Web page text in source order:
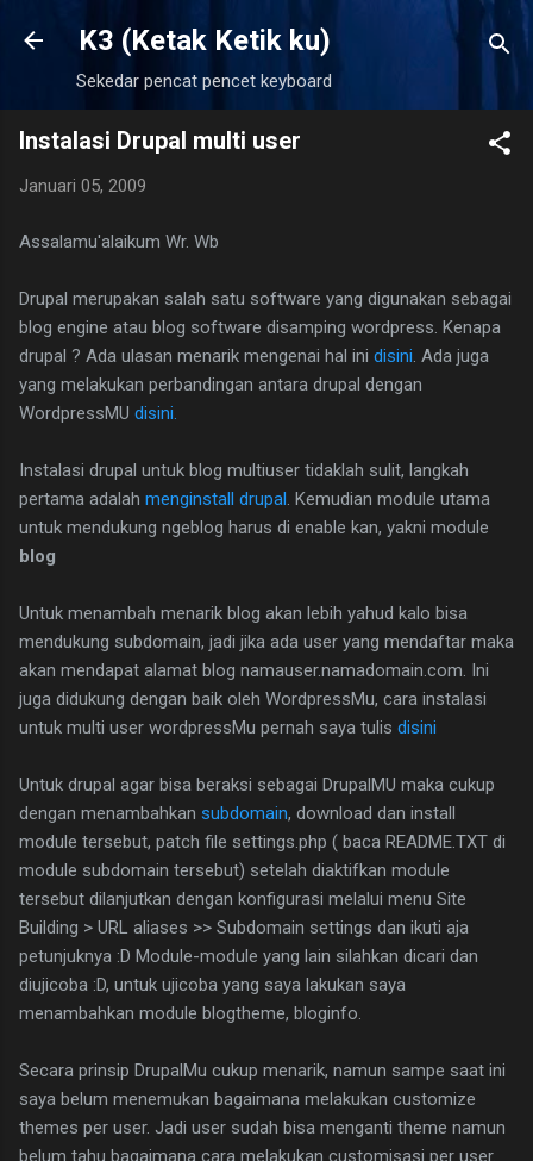
Langsung ke konten utama
K3 (Ketak Ketik ku)
Sekedar pencat pencet keyboard
Instalasi Drupal multi user
Januari 05, 2009
Assalamu'alaikum Wr. Wb
Drupal merupakan salah satu software yang digunakan sebagai
blog engine atau blog software disamping wordpress. Kenapa
drupal ? Ada ulasan menarik mengenai hal ini disini . Ada juga
yang melakukan perbandingan antara drupal dengan
WordpressMU disini.
Instalasi drupal untuk blog multiuser tidaklah sulit, langkah
pertama adalah menginstall drupal . Kemudian module utama
untuk mendukung ngeblog harus di enable kan, yakni module
blog
Untuk menambah menarik blog akan lebih yahud kalo bisa
mendukung subdomain, jadi jika ada user yang mendaftar maka
akan mendapat alamat blog namauser.namadomain.com. Ini
juga didukung dengan baik oleh WordpressMu, cara instalasi
untuk multi user wordpressMu pernah saya tulis disini
Untuk drupal agar bisa beraksi sebagai DrupalMU maka cukup
dengan menambahkan subdomain, download dan install
module tersebut, patch file settings.php ( baca README.TXT di
module subdomain tersebut) setelah diaktifkan module
tersebut dilanjutkan dengan konfigurasi melalui menu Site
Building > URL aliases >> Subdomain settings dan ikuti aja
petunjuknya :D Module-module yang lain silahkan dicari dan
diujicoba :D, untuk ujicoba yang saya lakukan saya
menambahkan module blogtheme, bloginfo.
Secara prinsip DrupalMu cukup menarik, namun sampe saat ini
saya belum menemukan bagaimana melakukan customize
themes per user. Jadi user sudah bisa menganti theme namun
belum tahu bagaimana cara melakukan customisasi per user.